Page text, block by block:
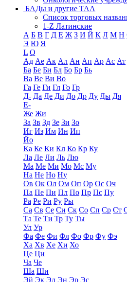
БАДы и другие ТАА
Список торговых
1-Z Латинские
А Б В Г Д Е Ж З И Й К Л М Н
Э Ю Я
L Q
Ад Ае Ак Ал Ан Ап Ар Ас Ат
Ба Бе Би Бл Бо Бр Бь
Ва Ве Ви Во
Га Ге Ги Гл Го Гр
Д- Да Де Ди До Др Ду Ды Дя
Е-
Же Жи
За Зв Зд Зе Зи Зо
Иг Из Им Ин Ип
Йо
Ка Ке Ки Кл Ко Кр Ку
Ла Ле Ли Ль Лю
Ма Ме Ми Мо Мс Му
На Не Но Ну
Ов Ок Ол Ом Оп Ор Ос Оч
Па Пе Пи Пл По Пр Пс Пу
Ра Ре Ри Ру Ры
Са Св Се Си Ск Со Сп Ср Ст
Та Те Ти Тр Ту Ты
Ул Ур
Фа Фе Фи Фл Фо Фр Фу Фэ
Ха Хв Хе Хи Хо
Це Ци
Ча Че
Ша Ши
Эй Эк Эл Эн Эр Эс